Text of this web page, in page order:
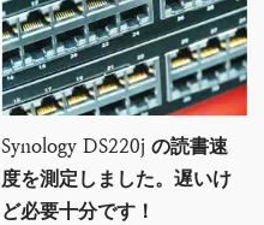
Synology DS220j の読書速
度を測定しました。遅いけ
ど必要十分です！